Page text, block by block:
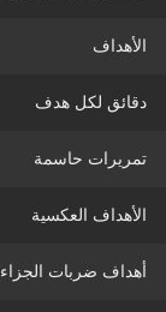
الأهداف
دقائق لكل هدف
تمريرات حاسمة
الأهداف العكسية
أهداف ضربات الجزاء